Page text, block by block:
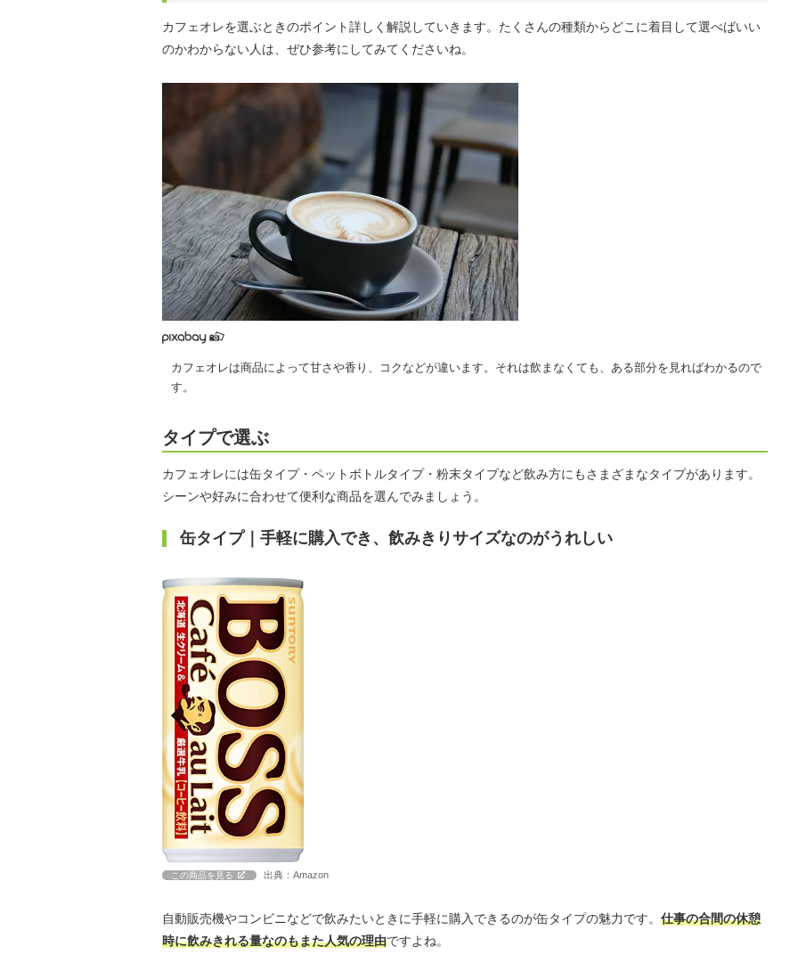
カフェオレを選ぶときのポイント詳しく解説していきます。たくさんの種類からどこに着目して選べばいい
のかわからない人は、ぜひ参考にしてみてくださいね。
カフェオレは商品によって甘さや香り、コクなどが違います。それは飲まなくても、ある部分を見ればわかるので
す。
タイプで選ぶ
カフェオレには缶タイプ・ペットボトルタイプ・粉末タイプなど飲み方にもさまざまなタイプがあります。
シーンや好みに合わせて便利な商品を選んでみましょう。
缶タイプ｜手軽に購入でき、飲みきりサイズなのがうれしい
この商品を見る 出典：Amazon
自動販売機やコンビニなどで飲みたいときに手軽に購入できるのが缶タイプの魅力です。 仕事の合間の休憩
時に飲みきれる量なのもまた人気の理由ですよね。